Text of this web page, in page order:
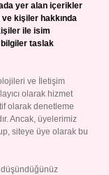
yer alan içerikler
kişiler hakkında
ile isim
taslak
ve İletişim
olarak hizmet
olarak denetleme
Ancak, üyelerimiz
siteye üye olarak bu
düşündüğünüz